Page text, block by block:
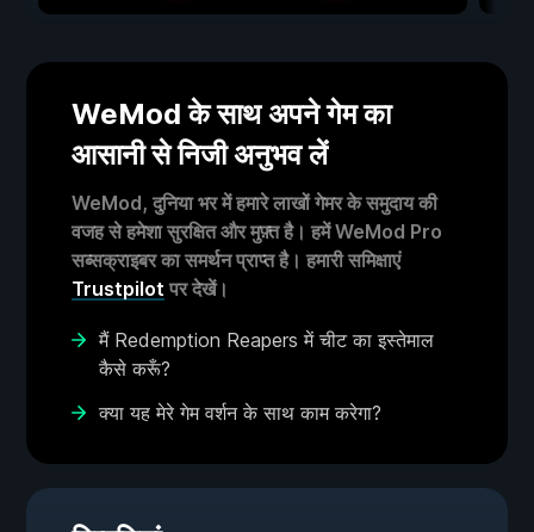
WeMod के साथ अपने गेम का
आसानी से निजी अनुभव लें
WeMod, दुनिया भर में हमारे लाखों गेमर के समुदाय की
वजह से हमेशा सुरक्षित और मुफ़्त है। हमें WeMod Pro
सब्सक्राइबर का समर्थन प्राप्त है। हमारी समिक्षाएं
Trustpilot पर देखें।
मैं Redemption Reapers में चीट का इस्तेमाल
कैसे करूँ?
क्या यह मेरे गेम वर्शन के साथ काम करेगा?